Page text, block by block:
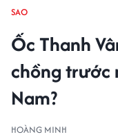
SAO
Ốc Thanh
chồng trước
Nam?
HOÀNG MINH